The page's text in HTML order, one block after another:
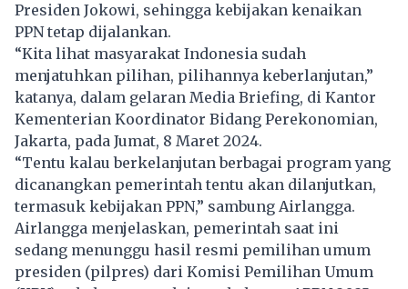
Presiden Jokowi, sehingga kebijakan kenaikan
PPN tetap dijalankan.
“Kita lihat masyarakat Indonesia sudah
menjatuhkan pilihan, pilihannya keberlanjutan,”
katanya, dalam gelaran Media Briefing, di Kantor
Kementerian Koordinator Bidang Perekonomian,
Jakarta, pada Jumat, 8 Maret 2024.
“Tentu kalau berkelanjutan berbagai program yang
dicanangkan pemerintah tentu akan dilanjutkan,
termasuk kebijakan PPN,” sambung Airlangga.
Airlangga menjelaskan, pemerintah saat ini
sedang menunggu hasil resmi pemilihan umum
presiden (pilpres) dari Komisi Pemilihan Umum